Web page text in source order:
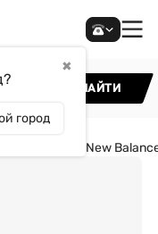
✖
город
НАЙТИ
Кроссовки New